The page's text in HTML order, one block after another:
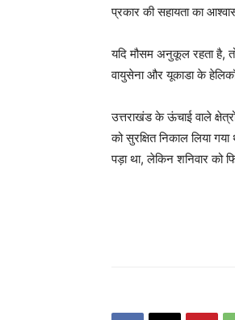
प्रकार की सहायता का
यदि मौसम अनुकूल रहता है,
वायुसेना और यूकाडा के
उत्तराखंड के ऊंचाई वाले
को सुरक्षित निकाल लिया
पड़ा था, लेकिन शनिवार को